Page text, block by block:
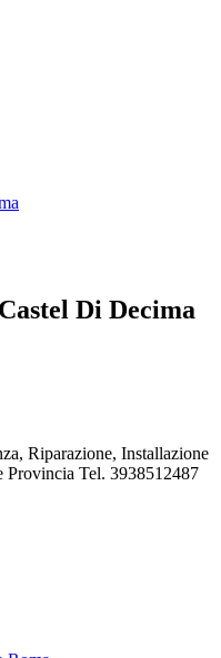
Di Decima
Riparazione, Installazione
Provincia Tel. 3938512487